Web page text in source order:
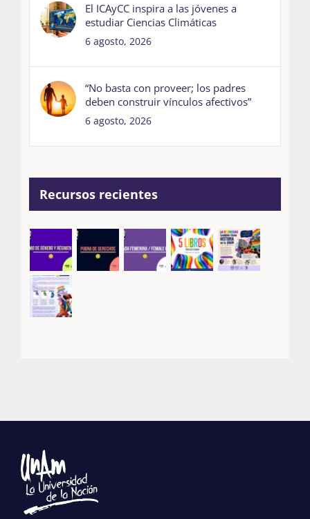
El ICAyCC inspira a las jóvenes a
estudiar Ciencias Climáticas
6 agosto, 2026
“No basta con proveer; los padres
deben construir vínculos afectivos”
6 agosto, 2026
Recursos recientes